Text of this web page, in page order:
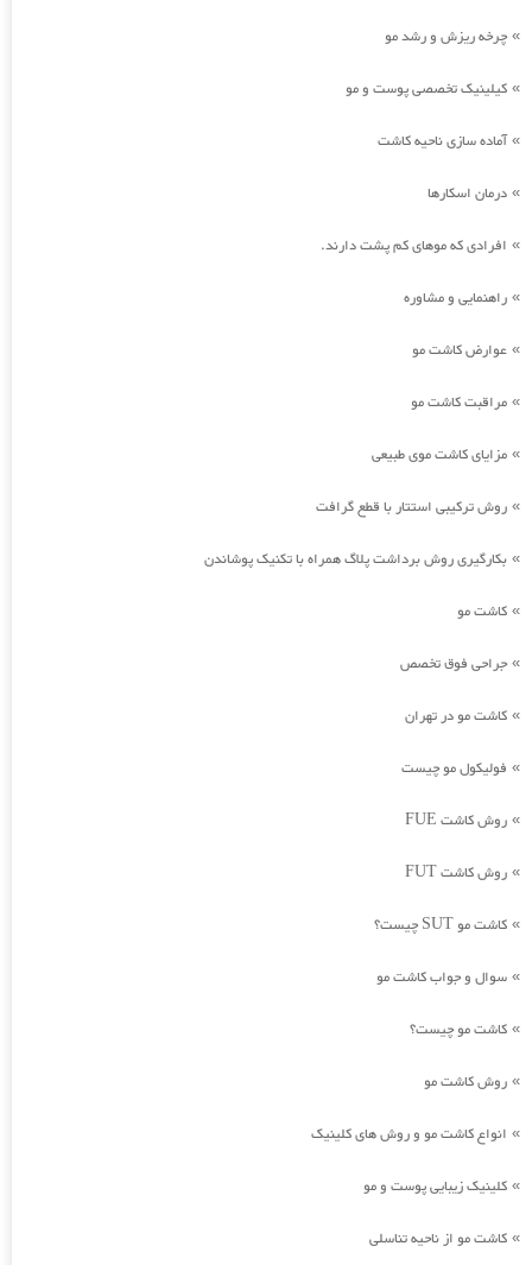
» چرخه ریزش و رشد مو
» کیلینیک تخصصی پوست و مو
»آماده سازی ناحیه کاشت
» درمان اسکارها
» افرادی که موهای کم پشت دارند.
» راهنمایی و مشاوره
» عوارض کاشت مو
» مراقبت کاشت مو
» مزایای کاشت موی طبیعی
» روش ترکیبی استتار با قطع گرافت
» بکارگیری روش برداشت پلاگ همراه با تکنیک پوشاندن
» کاشت مو
» جراحی فوق تخصص
» کاشت مو در تهران
» فولیکول مو چیست
» روش کاشت FUE
» روش کاشت FUT
» کاشت مو SUT چیست؟
» سوال و جواب کاشت مو
» کاشت مو چیست؟
» روش کاشت مو
» انواع کاشت مو و روش های کلینیک
» کلینیک زیبایی پوست و مو
» کاشت مو از ناحیه تناسلی